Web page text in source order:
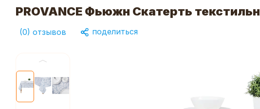
PROVANCE Фьюжн Скатерть
(0) отзывов поделиться